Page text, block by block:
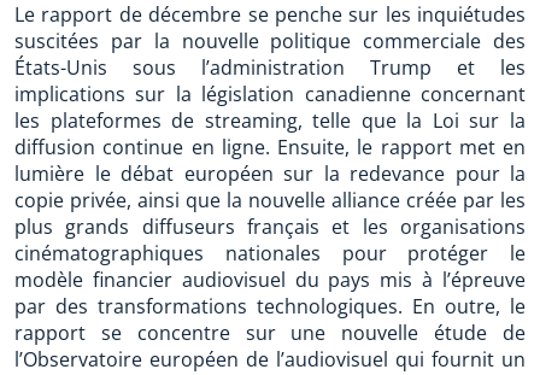
Le rapport de décembre se penche sur les inquiétudes
suscitées par la nouvelle politique commerciale des
États-Unis sous l’administration Trump et les
implications sur la législation canadienne concernant
les plateformes de streaming, telle que la Loi sur la
diffusion continue en ligne. Ensuite, le rapport met en
lumière le débat européen sur la redevance pour la
copie privée, ainsi que la nouvelle alliance créée par les
plus grands diffuseurs français et les organisations
cinématographiques nationales pour protéger le
modèle financier audiovisuel du pays mis à l’épreuve
par des transformations technologiques. En outre, le
rapport se concentre sur une nouvelle étude de
l’Observatoire européen de l’audiovisuel qui fournit un